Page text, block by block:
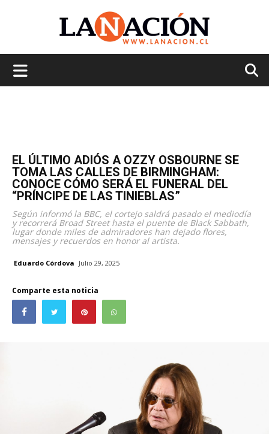
EL ÚLTIMO ADIÓS A OZZY OSBOURNE SE
TOMA LAS CALLES DE BIRMINGHAM:
CONOCE CÓMO SERÁ EL FUNERAL DEL
“PRÍNCIPE DE LAS TINIEBLAS”
Según informó la BBC, el cortejo saldrá pasado el mediodía
y recorrerá Broad Street hasta el puente de Black Sabbath,
lugar donde miles de admiradores han dejado flores,
mensajes y recuerdos en honor al artista.
Eduardo Córdova Julio 29, 2025
Comparte esta noticia